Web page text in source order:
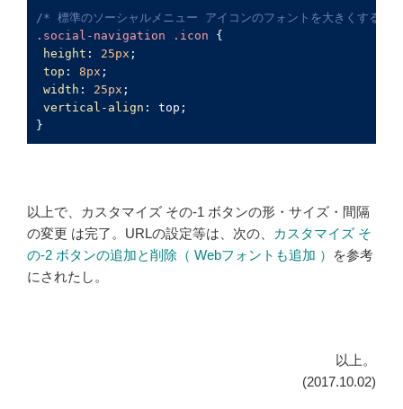
/* 標準のソーシャルメニュー アイコンのフォントを大きくする */
.social-navigation
.icon {
height : 25px ;
top : 8px ;
width : 25px ;
vertical-align : top;
以上で、カスタマイズ その-1 ボタンの形・サイズ・間隔
の変更 は完了。URLの設定等は、次の、
カスタマイズ そ
の-2 ボタンの追加と削除（ Webフォントも追加 ）
を参考
にされたし。
以上。
(2017.10.02)